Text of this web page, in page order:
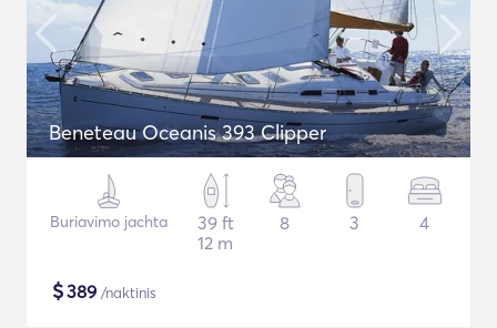
Beneteau Oceanis 393 Clipper
Buriavimo jachta
39 ft
12 m
8 3 4
$389 /naktinis